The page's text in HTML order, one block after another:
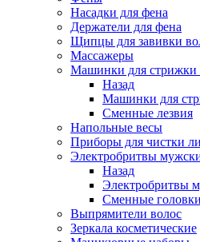
Насадки для фена
Держатели для фена
Щипцы для завивки
Массажеры
Машинки для стрижки
Назад
Машинки для
Сменные лезвия
Напольные весы
Приборы для чистки
Электробритвы
Назад
Электробритвы
Сменные головки
Выпрямители волос
Зеркала косметические